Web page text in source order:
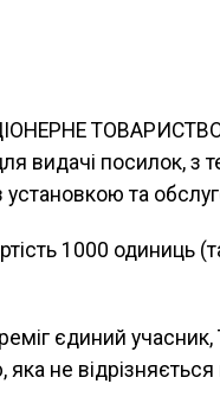
видачі посилок, з
установкою та
1000 одиниць
єдиний
не відрізняється